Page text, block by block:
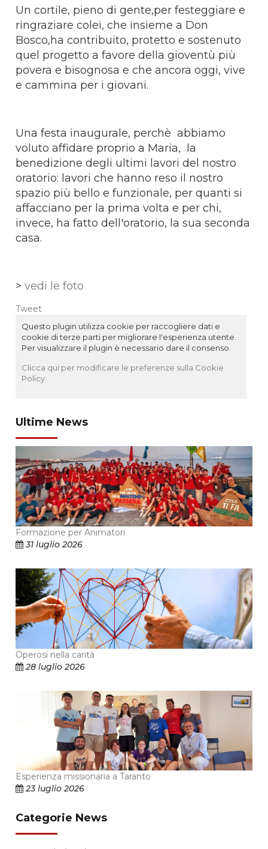
Un cortile, pieno di gente,per festeggiare e
ringraziare colei, che insieme a Don
Bosco,ha contribuito, protetto e sostenuto
quel progetto a favore della gioventù più
povera e bisognosa e che ancora oggi, vive
e cammina per i giovani.
Una festa inaugurale, perchè abbiamo
voluto affidare proprio a Maria, la
benedizione degli ultimi lavori del nostro
oratorio: lavori che hanno reso il nostro
spazio più bello e funzionale, per quanti si
affacciano per la prima volta e per chi,
invece, ha fatto dell'oratorio, la sua seconda
casa.
>vedi le foto
Tweet
Questo plugin utilizza cookie per raccogliere dati e
cookie di terze parti per migliorare l'esperienza utente.
Per visualizzare il plugin è necessario dare il consenso.
Clicca qui per modificare le preferenze sulla Cookie
Policy
Ultime News
Formazione per Animatori
31 luglio 2026
Operosi nella carità
28 luglio 2026
Esperienza missionaria a Taranto
23 luglio 2026
Categorie News